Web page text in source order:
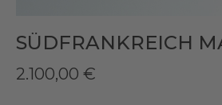
SÜDFRANKREICH
2.100,00 €